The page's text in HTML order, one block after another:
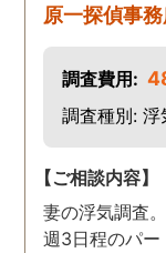
原一探偵事
調査費用:
調査種別: 浮
【ご相談内容】
妻の浮気調査
週3日程のパー